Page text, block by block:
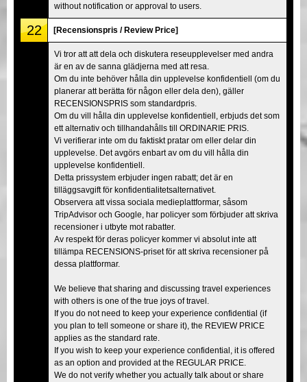
without notification or approval to users.
22 [Recensionspris / Review Price]
Vi tror att att dela och diskutera reseupplevelser med andra
är en av de sanna glädjerna med att resa.
Om du inte behöver hålla din upplevelse konfidentiell (om du
planerar att berätta för någon eller dela den), gäller
RECENSIONSPRIS som standardpris.
Om du vill hålla din upplevelse konfidentiell, erbjuds det som
ett alternativ och tillhandahålls till ORDINARIE PRIS.
Vi verifierar inte om du faktiskt pratar om eller delar din
upplevelse. Det avgörs enbart av om du vill hålla din
upplevelse konfidentiell.
Detta prissystem erbjuder ingen rabatt; det är en
tilläggsavgift för konfidentialitetsalternativet.
Observera att vissa sociala medieplattformar, såsom
TripAdvisor och Google, har policyer som förbjuder att skriva
recensioner i utbyte mot rabatter.
Av respekt för deras policyer kommer vi absolut inte att
tillämpa RECENSIONS-priset för att skriva recensioner på
dessa plattformar.
We believe that sharing and discussing travel experiences
with others is one of the true joys of travel.
If you do not need to keep your experience confidential (if
you plan to tell someone or share it), the REVIEW PRICE
applies as the standard rate.
If you wish to keep your experience confidential, it is offered
as an option and provided at the REGULAR PRICE.
We do not verify whether you actually talk about or share